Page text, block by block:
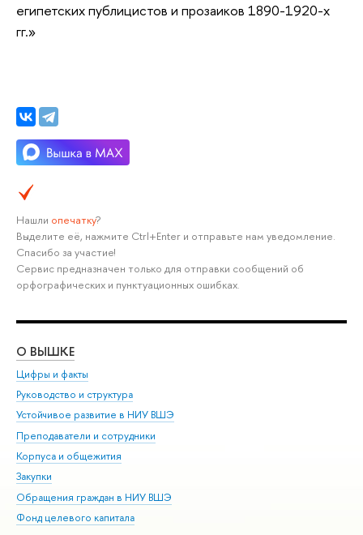
египетских публицистов и прозаиков 1890-1920-х
гг.»
Нашли опечатку?
Выделите её, нажмите Ctrl+Enter и отправьте нам уведомление.
Спасибо за участие!
Сервис предназначен только для отправки сообщений об
орфографических и пунктуационных ошибках.
О ВЫШКЕ
Цифры и факты
Руководство и структура
Устойчивое развитие в НИУ ВШЭ
Преподаватели и сотрудники
Корпуса и общежития
Закупки
Обращения граждан в НИУ ВШЭ
Фонд целевого капитала